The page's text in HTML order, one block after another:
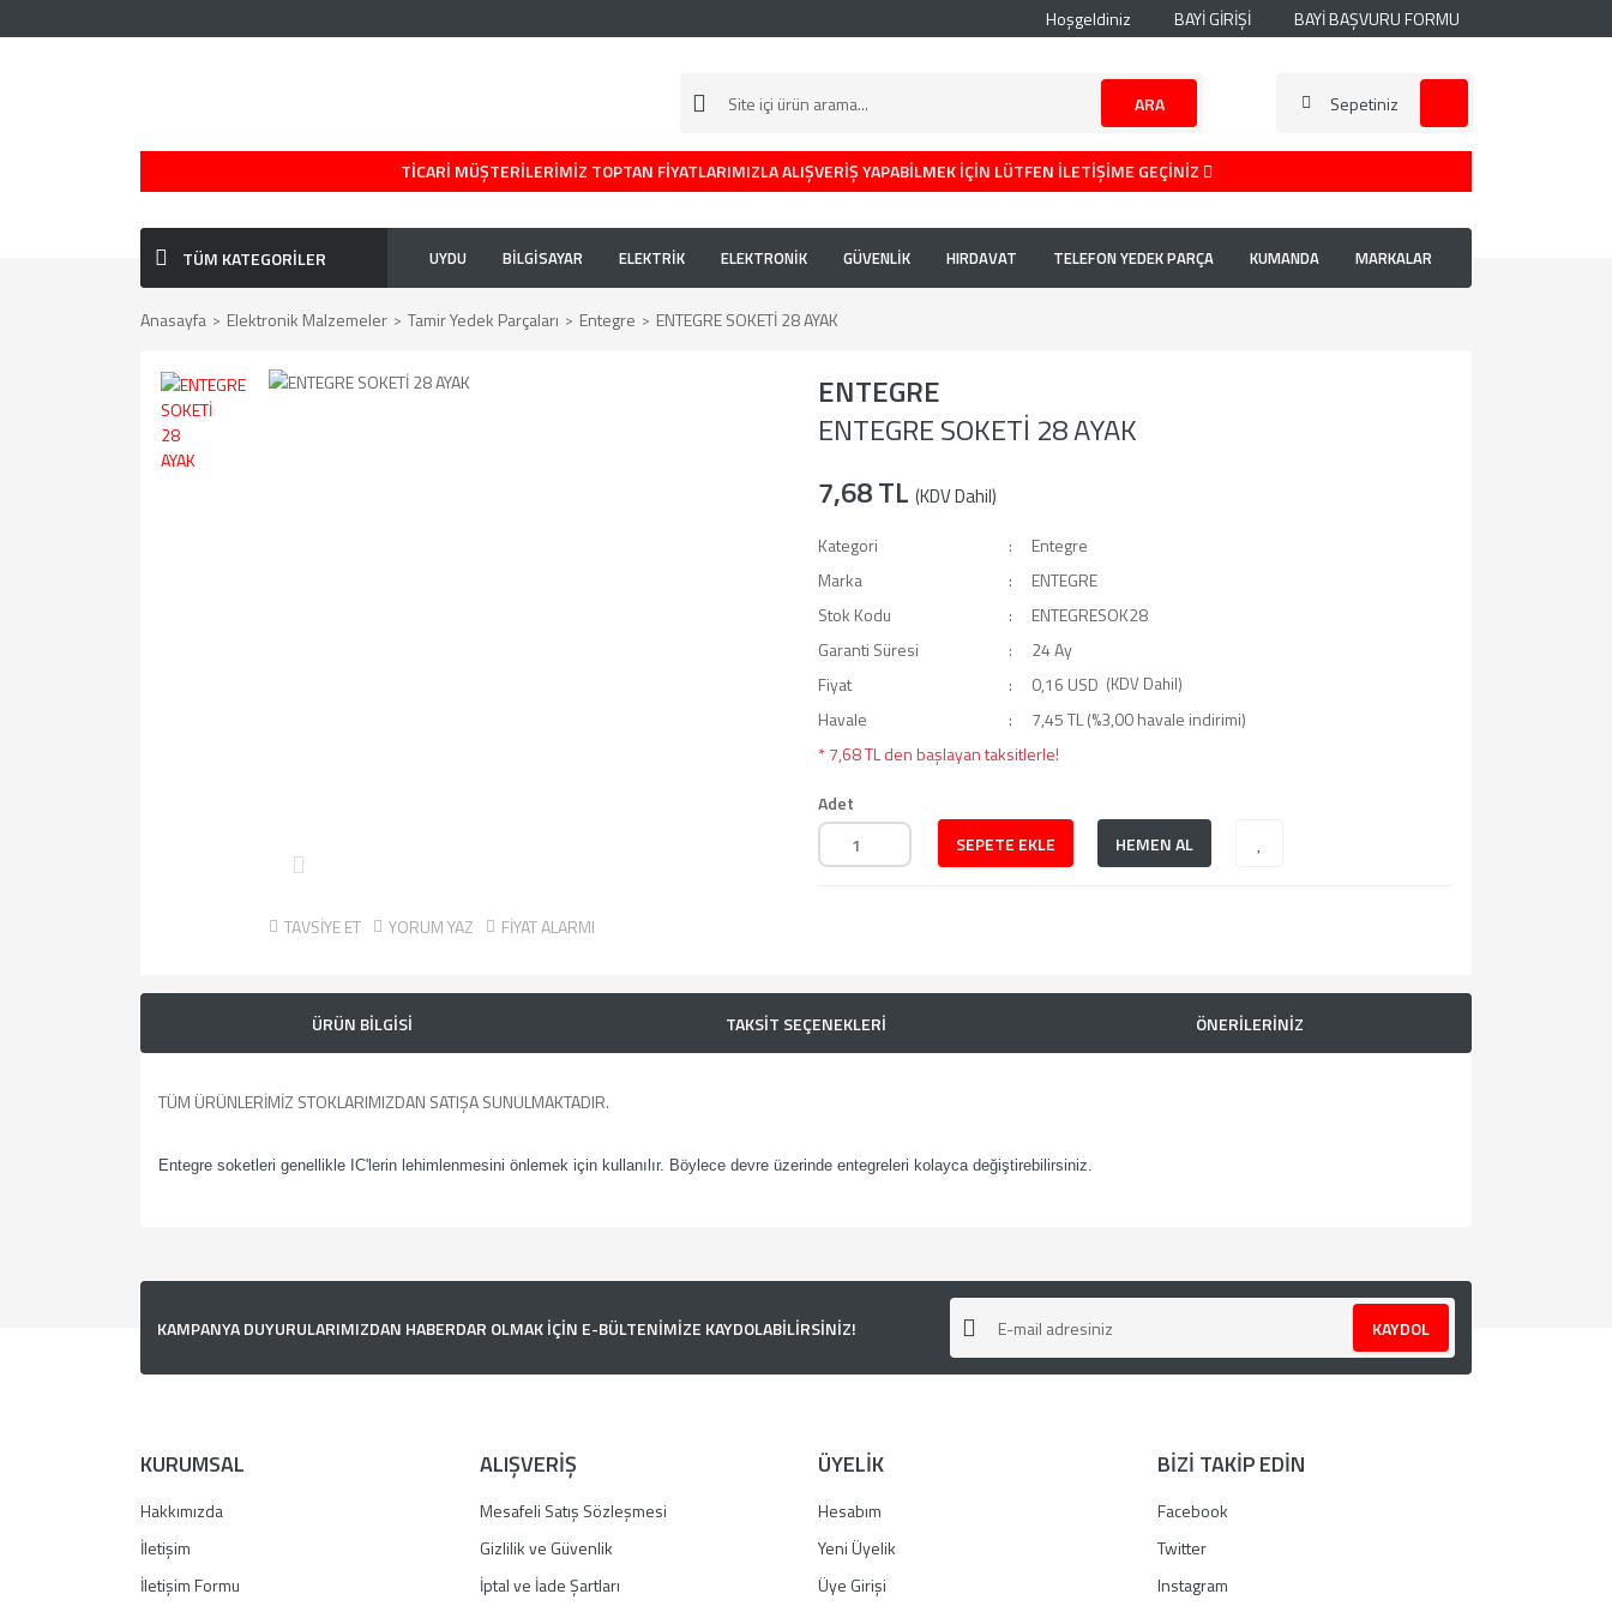
Hoşgeldiniz BAYİ GİRİŞİ BAYİ BAŞVURU FORMU
ARA Sepetiniz
TİCARİ MÜŞTERİLERİMİZ TOPTAN FİYATLARIMIZLA ALIŞVERİŞ YAPABİLMEK İÇİN LÜTFEN İLETİŞİME GEÇİNİZ
TÜM KATEGORİLER UYDU BİLGİSAYAR ELEKTRİK ELEKTRONİK GÜVENLİK HIRDAVAT TELEFON YEDEK PARÇA KUMANDA MARKALAR
Anasayfa Elektronik Malzemeler Tamir Yedek Parçaları Entegre ENTEGRE SOKETİ 28 AYAK
TAVSİYE ET YORUM YAZ FİYAT ALARMI
ENTEGRE
ENTEGRE SOKETİ 28 AYAK
7,68 TL (KDV Dahil)
Kategori
Entegre
Marka
ENTEGRE
Stok Kodu
ENTEGRESOK28
Garanti Süresi
24 Ay
Fiyat
0,16 USD (KDV Dahil)
Havale
7,45 TL (%3,00 havale indirimi)
* 7,68 TL den başlayan taksitlerle!
Adet
SEPETE EKLE
HEMEN AL
ÜRÜN BİLGİSİ TAKSİT SEÇENEKLERİ ÖNERİLERİNİZ
TÜM ÜRÜNLERİMİZ STOKLARIMIZDAN SATIŞA SUNULMAKTADIR.
Entegre soketleri genellikle IC'lerin lehimlenmesini önlemek için kullanılır. Böylece devre üzerinde entegreleri kolayca değiştirebilirsiniz.
Ürün resmi kalitesiz, bozuk veya görüntülenemiyor.
Bu ürüne benzer farklı alternatifler olmalı.
KAMPANYA DUYURULARIMIZDAN HABERDAR OLMAK İÇİN E-BÜLTENİMİZE KAYDOLABİLİRSİNİZ! KAYDOL
KURUMSAL
Hakkımızda
İletişim
İletişim Formu
ALIŞVERİŞ
Mesafeli Satış Sözleşmesi
Gizlilik ve Güvenlik
İptal ve İade Şartları
ÜYELİK
Hesabım
Yeni Üyelik
Üye Girişi
BİZİ TAKİP EDİN
Facebook
Twitter
Instagram